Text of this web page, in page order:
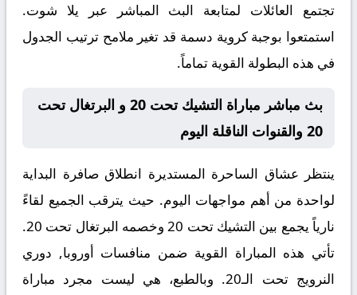
تجتمع العائلات لمتابعة البث المباشر عبر يلا شوت.
استمتعوا بوجبة كروية دسمة قد تغير ملامح ترتيب الجدول
في هذه البطولة القوية تماماً.
بث مباشر مباراة التشيك تحت 20 و البرتغال تحت
20 والقنوات الناقلة اليوم
ينتظر عشاق الساحرة المستديرة انطلاق صافرة البداية
لواحدة من أهم مواجهات اليوم. حيث يترقب الجميع لقاءً
نارياً يجمع بين التشيك تحت 20 وخصمه البرتغال تحت 20
.
تأتي هذه المباراة القوية ضمن منافسات أوروبا, دوري
النرويج تحت الـ20
. وبالطبع، هي ليست مجرد مباراة